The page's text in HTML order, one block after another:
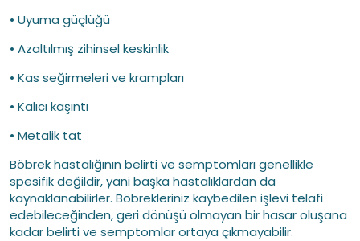
• Uyuma güçlüğü
• Azaltılmış zihinsel keskinlik
• Kas seğirmeleri ve krampları
• Kalıcı kaşıntı
• Metalik tat
Böbrek hastalığının belirti ve semptomları genellikle
spesifik değildir, yani başka hastalıklardan da
kaynaklanabilirler. Böbrekleriniz kaybedilen işlevi telafi
edebileceğinden, geri dönüşü olmayan bir hasar oluşana
kadar belirti ve semptomlar ortaya çıkmayabilir.